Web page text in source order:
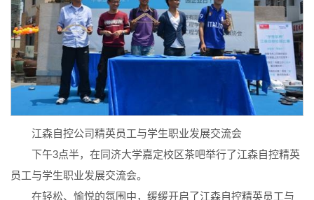
江森自控公司精英员工与学生职业发展交流会
下午3点半，在同济大学嘉定校区茶吧举行了江森自控精英
员工与学生职业发展交流会。
在轻松、愉悦的氛围中，缓缓开启了江森自控精英员工与